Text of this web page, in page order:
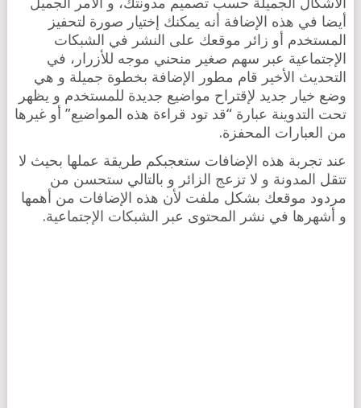
أيضا في هذه الإضافة أنه يمكنك إختيار صورة لتحفيز
المستخدم أو زائر موقعك على النشر في الشبكات
الإجتماعية عبر سهم صغير منحني موجه للأزرار، في
التحديث الأخير قام مطور الإضافة بخطوة جميلة و هي
وضع خيار جديد لإقتراح مواضيع جديدة للمستخدم و يظهر
تحت التدوينة عبارة “قد تود قراءة هذه المواضيع” أو غيرها
من العبارات المحفزة.
عند تجربة هذه الإضافات ستعجبكم طريقة عملها بحيث لا
تتقل المدونة و لا تزعج الزائر و بالتالي ستحسن من
مردود موقعك بشكل ملفت لأن هذه الإضافات من أهمها
و أشهرها في نشر المحتوى عبر الشبكات الإجتماعية.